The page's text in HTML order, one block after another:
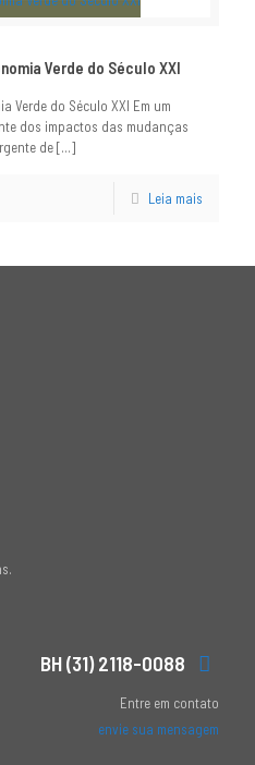
Verde do Século XXI
Verde do Século XXI Em um
dos impactos das mudanças
de[…]
Leia mais
BH (31) 2118-0088
Entre em contato
envie sua mensagem